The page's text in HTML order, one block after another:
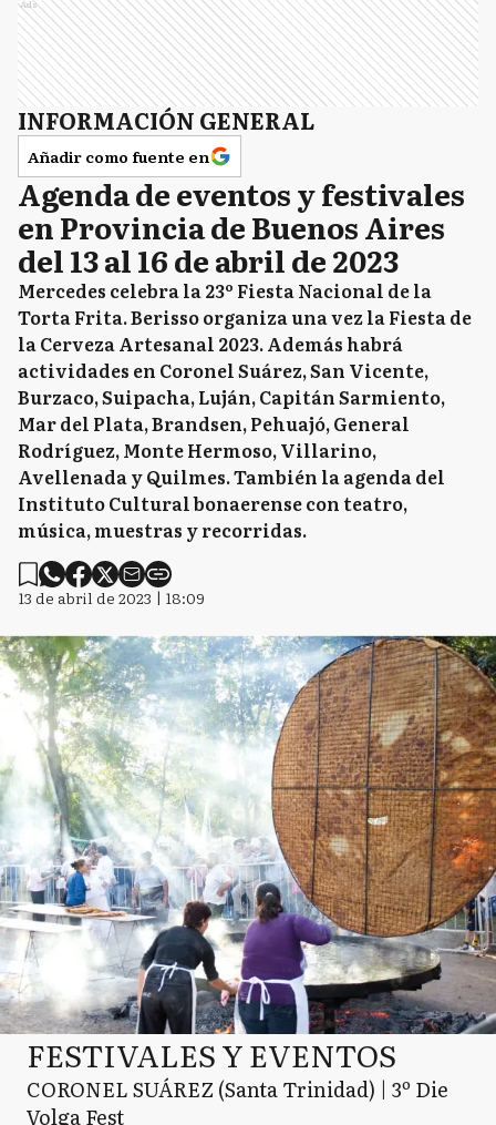
Ads
INFORMACIÓN GENERAL
Añadir como fuente en
Agenda de eventos y festivales
en Provincia de Buenos Aires
del 13 al 16 de abril de 2023
Mercedes celebra la 23º Fiesta Nacional de la
Torta Frita. Berisso organiza una vez la Fiesta de
la Cerveza Artesanal 2023. Además habrá
actividades en Coronel Suárez, San Vicente,
Burzaco, Suipacha, Luján, Capitán Sarmiento,
Mar del Plata, Brandsen, Pehuajó, General
Rodríguez, Monte Hermoso, Villarino,
Avellenada y Quilmes. También la agenda del
Instituto Cultural bonaerense con teatro,
música, muestras y recorridas.
13 de abril de 2023 | 18:09
FESTIVALES Y EVENTOS
CORONEL SUÁREZ (Santa Trinidad) | 3º Die
Volga Fest